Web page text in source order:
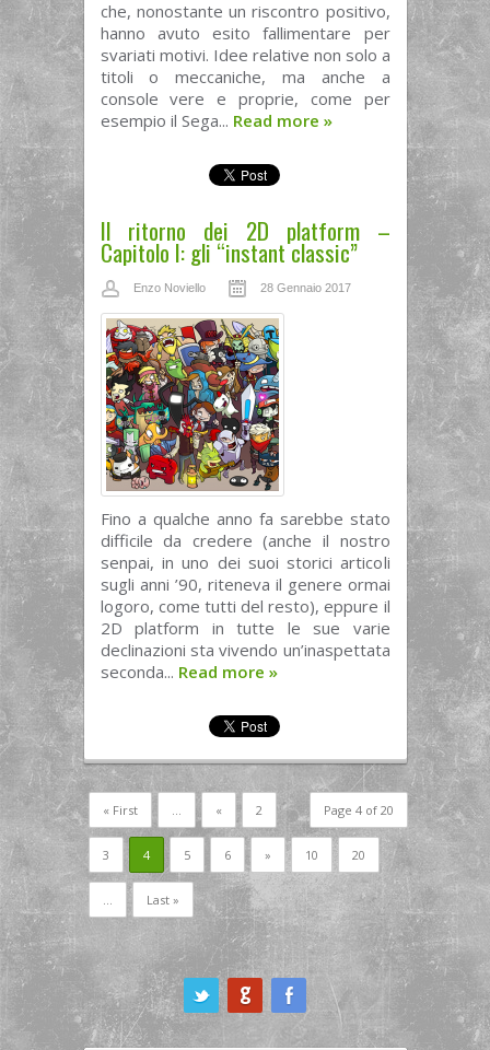
che, nonostante un riscontro positivo,
hanno avuto esito fallimentare per
svariati motivi. Idee relative non solo a
titoli o meccaniche, ma anche a
console vere e proprie, come per
esempio il Sega... Read more »
Il ritorno dei 2D platform –
Capitolo I: gli “instant classic”
Enzo Noviello 28 Gennaio 2017
Fino a qualche anno fa sarebbe stato
difficile da credere (anche il nostro
senpai, in uno dei suoi storici articoli
sugli anni ’90, riteneva il genere ormai
logoro, come tutti del resto), eppure il
2D platform in tutte le sue varie
declinazioni sta vivendo un’inaspettata
seconda... Read more »
Page 4 of 20
« First ... « 2
3 4 5 6 » 10 20
... Last »